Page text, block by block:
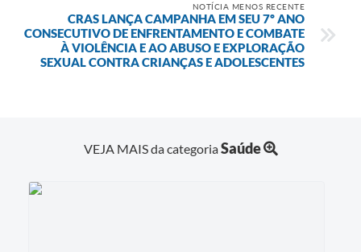
NOTÍCIA MENOS RECENTE
CRAS LANÇA CAMPANHA EM SEU 7º ANO
CONSECUTIVO DE ENFRENTAMENTO E COMBATE
À VIOLÊNCIA E AO ABUSO E EXPLORAÇÃO
SEXUAL CONTRA CRIANÇAS E ADOLESCENTES
VEJA MAIS da categoriaSaúde